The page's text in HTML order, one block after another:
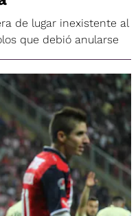
de lugar inexistente al
que debió anularse